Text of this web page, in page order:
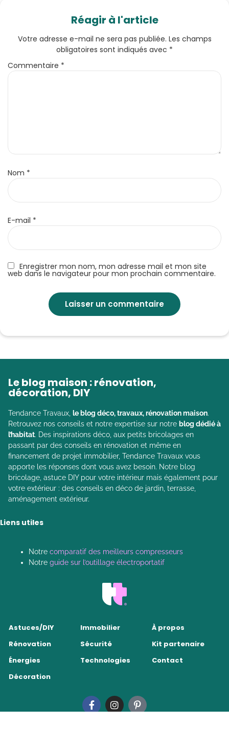
Réagir à l'article
Enregistrer mon nom, mon adresse mail et mon site
web dans le navigateur pour mon prochain commentaire.
Votre adresse e-mail ne sera pas publiée. Les champs
obligatoires sont indiqués avec *
Commentaire *
Nom *
E-mail *
Le blog maison : rénovation,
décoration, DIY
Tendance Travaux, le blog déco, travaux, rénovation maison.
Retrouvez nos conseils et notre expertise sur notre blog dédié à
l’habitat. Des inspirations déco, aux petits bricolages en
passant par des conseils en rénovation et même en
financement de projet immobilier, Tendance Travaux vous
apporte les réponses dont vous avez besoin. Notre blog
bricolage, astuce DIY pour votre intérieur mais également pour
votre extérieur : des conseils en déco de jardin, terrasse,
aménagement extérieur.
Liens utiles
Notre comparatif des meilleurs compresseurs
Notre guide sur l’outillage électroportatif
Astuces/DIY
Rénovation
Énergies
Décoration
Immobilier
Sécurité
Technologies
À propos
Kit partenaire
Contact